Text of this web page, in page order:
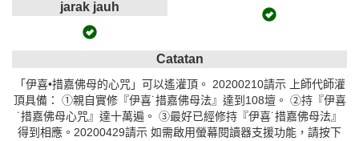
jarak jauh
Catatan
「伊喜•措嘉佛母的心咒」可以遙灌頂。 20200210請示 上師代師灌
頂具備： ①親自實修『伊喜˙措嘉佛母法』達到108壇。 ②持『伊喜
˙措嘉佛母心咒』達十萬遍。 ③最好已經修持『伊喜˙措嘉佛母法』
得到相應。20200429請示 如需啟用螢幕閱讀器支援功能，請按下